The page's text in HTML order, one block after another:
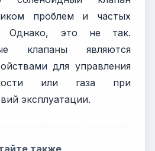
проблем и частых
Однако, это не так.
клапаны являются
для управления
или газа при
эксплуатации.